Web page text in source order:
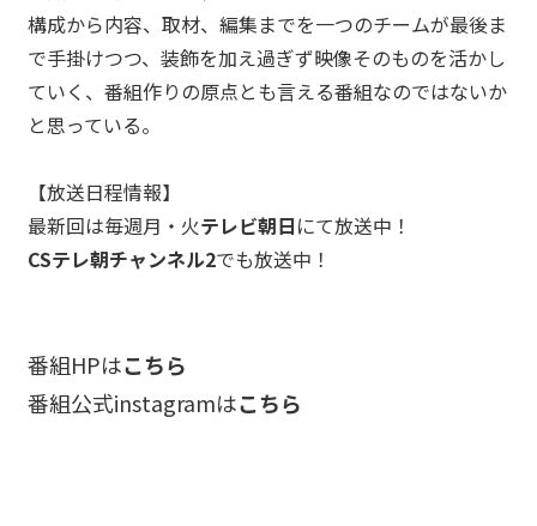
_02 WORKS→
_03 AWARDS
_04 NEWS
_05 RECRUIT
構成から内容、取材、編集までを一つのチームが最後ま
で手掛けつつ、装飾を加え過ぎず映像そのものを活かし
ていく、番組作りの原点とも言える番組なのではないか
と思っている。
【放送日程情報】
最新回は毎週月・火テレビ朝日にて放送中！
CSテレ朝チャンネル2でも放送中！
番組HPはこちら
番組公式instagramはこちら